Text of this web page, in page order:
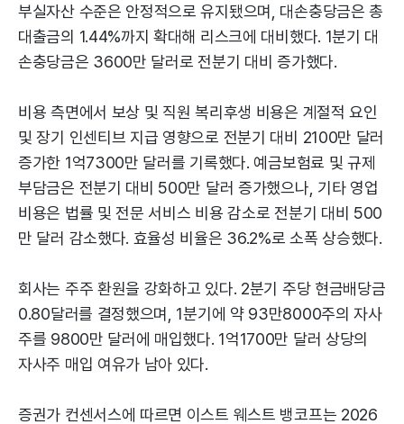
부실자산 수준은 안정적으로 유지됐으며, 대손충당금은 총
대출금의 1.44%까지 확대해 리스크에 대비했다. 1분기 대
손충당금은 3600만 달러로 전분기 대비 증가했다.
비용 측면에서 보상 및 직원 복리후생 비용은 계절적 요인
및 장기 인센티브 지급 영향으로 전분기 대비 2100만 달러
증가한 1억7300만 달러를 기록했다. 예금보험료 및 규제
부담금은 전분기 대비 500만 달러 증가했으나, 기타 영업
비용은 법률 및 전문 서비스 비용 감소로 전분기 대비 500
만 달러 감소했다. 효율성 비율은 36.2%로 소폭 상승했다.
회사는 주주 환원을 강화하고 있다. 2분기 주당 현금배당금
0.80달러를 결정했으며, 1분기에 약 93만8000주의 자사
주를 9800만 달러에 매입했다. 1억1700만 달러 상당의
자사주 매입 여유가 남아 있다.
증권가 컨센서스에 따르면 이스트 웨스트 뱅코프는 2026